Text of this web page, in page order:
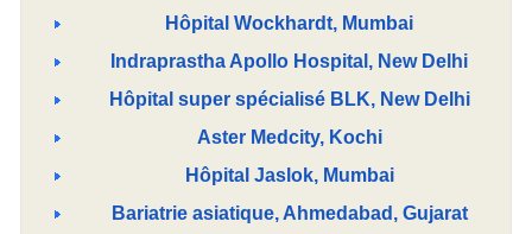
Hôpital Wockhardt, Mumbai
Indraprastha Apollo Hospital, New Delhi
Hôpital super spécialisé BLK, New Delhi
Aster Medcity, Kochi
Hôpital Jaslok, Mumbai
Bariatrie asiatique, Ahmedabad, Gujarat